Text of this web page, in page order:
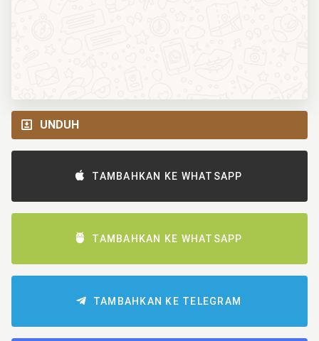
UNDUH
TAMBAHKAN KE WHATSAPP
TAMBAHKAN KE WHATSAPP
TAMBAHKAN KE TELEGRAM